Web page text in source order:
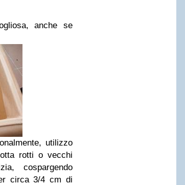
anche se
utilizzo
rotti o vecchi
cospargendo
circa 3/4 cm di